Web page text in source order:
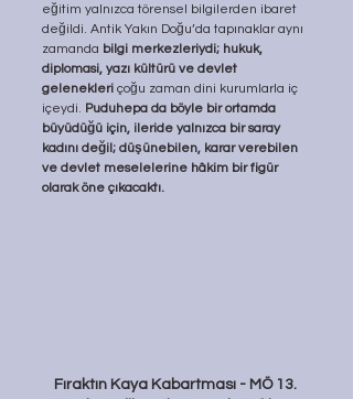
eğitim yalnızca törensel bilgilerden ibaret
değildi. Antik Yakın Doğu’da tapınaklar aynı
zamanda bilgi merkezleriydi; hukuk,
diplomasi, yazı kültürü ve devlet
gelenekleri çoğu zaman dini kurumlarla iç
içeydi. Puduhepa da böyle bir ortamda
büyüdüğü için, ileride yalnızca bir saray
kadını değil; düşünebilen, karar verebilen
ve devlet meselelerine hâkim bir figür
olarak öne çıkacaktı.
Fıraktın Kaya Kabartması - MÖ 13.